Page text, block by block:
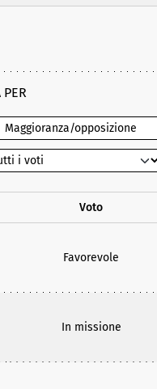
PER
Voto
Favorevole
In missione